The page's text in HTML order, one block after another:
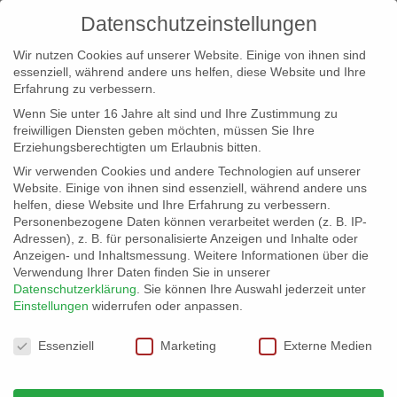
info@erfolgreich-events.de
+4940 46 777 230
Datenschutzeinstellungen
Wir nutzen Cookies auf unserer Website. Einige von ihnen sind
essenziell, während andere uns helfen, diese Website und Ihre
Erfahrung zu verbessern.
Wenn Sie unter 16 Jahre alt sind und Ihre Zustimmung zu
freiwilligen Diensten geben möchten, müssen Sie Ihre
Erziehungsberechtigten um Erlaubnis bitten.
Wir verwenden Cookies und andere Technologien auf unserer
Website. Einige von ihnen sind essenziell, während andere uns
helfen, diese Website und Ihre Erfahrung zu verbessern.
Personenbezogene Daten können verarbeitet werden (z. B. IP-
Adressen), z. B. für personalisierte Anzeigen und Inhalte oder
Anzeigen- und Inhaltsmessung. Weitere Informationen über die
Verwendung Ihrer Daten finden Sie in unserer
Datenschutzerklärung
Sie können Ihre Auswahl jederzeit unter
Einstellungen widerrufen oder anpassen.
Datenschutzeinstellungen
Essenziell Marketing Externe Medien